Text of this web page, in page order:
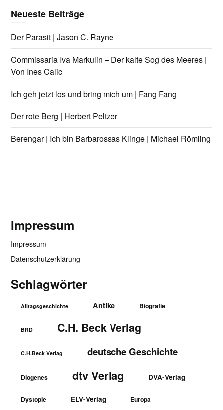
Neueste Beiträge
Der Parasit | Jason C. Rayne
Commissaria Iva Markulin – Der kalte Sog des Meeres |
Von Ines Calic
Ich geh jetzt los und bring mich um | Fang Fang
Der rote Berg | Herbert Peltzer
Berengar | Ich bin Barbarossas Klinge | Michael Römling
Impressum
Impressum
Datenschutzerklärung
Schlagwörter
Alltagsgeschichte Antike Biografie
BRD C.H. Beck Verlag
C.H.Beck Verlag deutsche Geschichte
Diogenes dtv Verlag DVA-Verlag
Dystopie ELV-Verlag Europa